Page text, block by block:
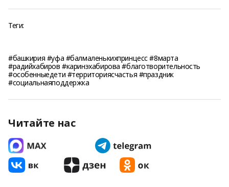
Теги:
#башкирия #уфа #балмаленькихпринцесс #8марта
#радийхабиров #каринэхабирова #благотворительность
#особенныедети #территориясчастья #праздник
#социальнаяподдержка
Читайте нас